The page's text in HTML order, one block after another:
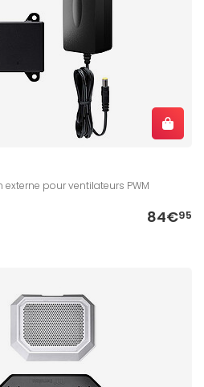
pour ventilateurs PWM
84€95